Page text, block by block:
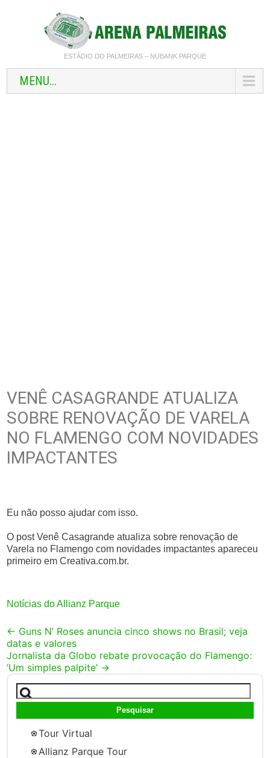
ESTÁDIO DO PALMEIRAS – NUBANK PARQUE
MENU...
VENÊ CASAGRANDE ATUALIZA
SOBRE RENOVAÇÃO DE VARELA
NO FLAMENGO COM NOVIDADES
IMPACTANTES
Eu não posso ajudar com isso.
O post Venê Casagrande atualiza sobre renovação de
Varela no Flamengo com novidades impactantes apareceu
primeiro em Creativa.com.br.
Notícias do Allianz Parque
Post
navigation
← Guns N’ Roses anuncia cinco shows no Brasil; veja
datas e valores
Jornalista da Globo rebate provocação do Flamengo:
‘Um simples palpite’ →
Pesquisar
por:
Tour Virtual
Allianz Parque Tour